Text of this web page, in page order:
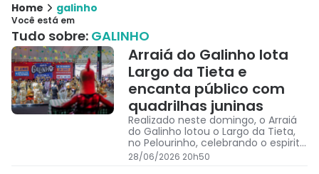
Home galinho
Você está em
Tudo sobre: GALINHO
Arraiá do Galinho lota
Largo da Tieta e
encanta público com
quadrilhas juninas
Realizado neste domingo, o Arraiá
do Galinho lotou o Largo da Tieta,
no Pelourinho, celebrando o espirito
junino com apresentações de
quadrilhas
28/06/2026 20h50